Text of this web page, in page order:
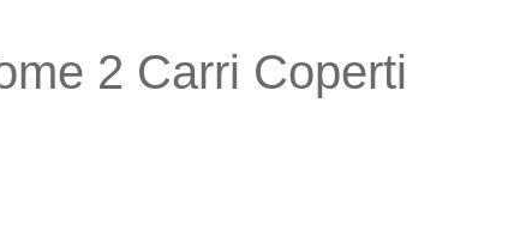
2 Carri Coperti